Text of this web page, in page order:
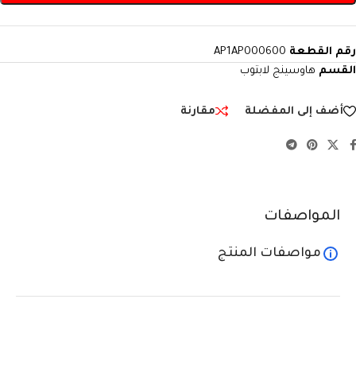
رقم القطعة AP1AP000600
القسم هاوسينج لابتوب
أضف إلى المفضلة مقارنة
المواصفات
مواصفات المنتج